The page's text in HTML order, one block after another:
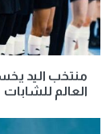
منتخب اليد
العالم للشابات